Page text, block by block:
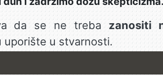
da se ne treba zanositi
uporište u stvarnosti.